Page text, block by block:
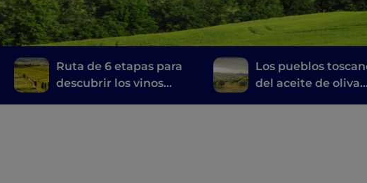
Ruta de 6 etapas para
descubrir los vinos
Los pueblos
del aceite de oliva